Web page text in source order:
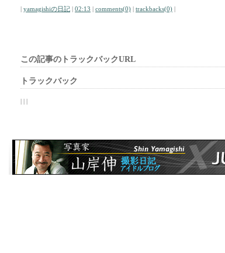
| yamagishiの日記 | 02:13 | comments(0) | trackbacks(0) |
この記事のトラックバックURL
トラックバック
| | |